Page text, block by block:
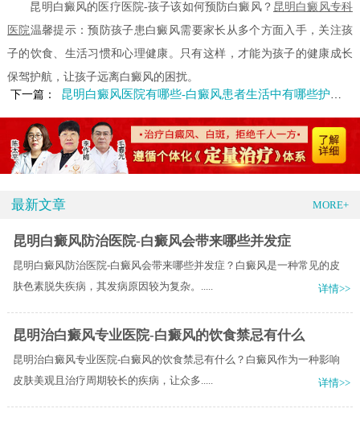
昆明白癜风的医疗医院-孩子该如何预防白癜风？ 昆明白癜风专科
医院温馨提示：预防孩子患白癜风需要家长从多个方面入手，关注孩
子的饮食、生活习惯和心理健康。只有这样，才能为孩子的健康成长
保驾护航，让孩子远离白癜风的困扰。
下一篇：
昆明白癜风医院有哪些-白癜风患者生活中有哪些护理误区
最新文章 MORE+
昆明白癜风防治医院-白癜风会带来哪些并发症
昆明白癜风防治医院-白癜风会带来哪些并发症？白癜风是一种常见的皮
肤色素脱失疾病，其发病原因较为复杂。.....
详情>>
昆明治白癜风专业医院-白癜风的饮食禁忌有什么
昆明治白癜风专业医院-白癜风的饮食禁忌有什么？白癜风作为一种影响
皮肤美观且治疗周期较长的疾病，让众多.....
详情>>